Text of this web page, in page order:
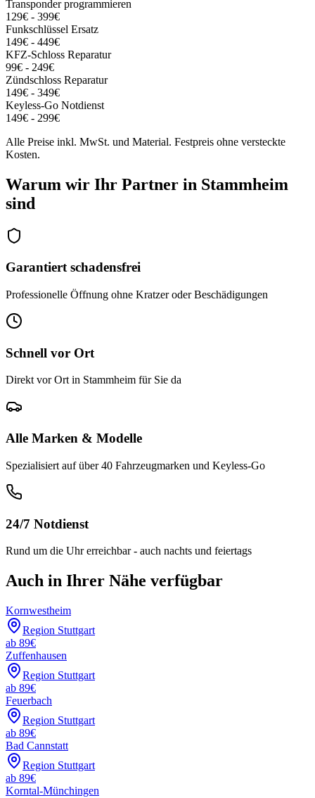
Transponder programmieren
129€ - 399€
Funkschlüssel Ersatz
149€ - 449€
KFZ-Schloss Reparatur
99€ - 249€
Zündschloss Reparatur
149€ - 349€
Keyless-Go Notdienst
149€ - 299€
Alle Preise inkl. MwSt. und Material. Festpreis ohne versteckte
Kosten.
Warum wir Ihr Partner in Stammheim
sind
Garantiert schadensfrei
Professionelle Öffnung ohne Kratzer oder Beschädigungen
Schnell vor Ort
Direkt vor Ort in Stammheim für Sie da
Alle Marken & Modelle
Spezialisiert auf über 40 Fahrzeugmarken und Keyless-Go
24/7 Notdienst
Rund um die Uhr erreichbar - auch nachts und feiertags
Auch in Ihrer Nähe verfügbar
Kornwestheim
Region Stuttgart
ab 89€
Zuffenhausen
Region Stuttgart
ab 89€
Feuerbach
Region Stuttgart
ab 89€
Bad Cannstatt
Region Stuttgart
ab 89€
Korntal-Münchingen